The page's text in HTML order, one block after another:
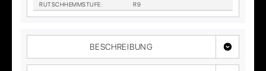
RUTSCH­HEMM­STU­FE: R9
BESCHREIBUNG